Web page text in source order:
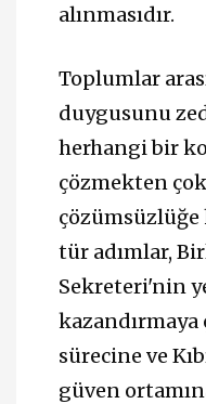
alınmasıdır.
Toplumlar
duygusunu
herhangi bir
çözmekten
tür adımlar,
Sekreteri'nin
kazandırmaya
sürecine ve
güven